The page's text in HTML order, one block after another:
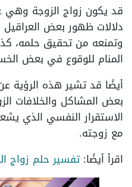
قد يكون زواج الزوجة
دلالات ظهور بعض
وتمنعه من تحقيق حلمه،
المنام للوقوع في بعض
أيضًا قد تشير هذه الرؤية
بعض المشاكل والخلافات
الاستقرار النفسي الذي
مع زوجته.
اقرأ أيضًا:تفسير حلم زواج